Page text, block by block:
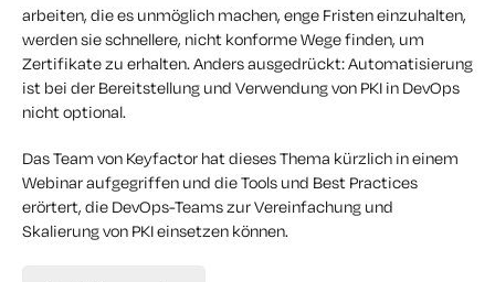
arbeiten, die es unmöglich machen, enge Fristen einzuhalten,
werden sie schnellere, nicht konforme Wege finden, um
Zertifikate zu erhalten. Anders ausgedrückt: Automatisierung
ist bei der Bereitstellung und Verwendung von PKI in DevOps
nicht optional.
Das Team von Keyfactor hat dieses Thema kürzlich in einem
Webinar aufgegriffen und die Tools und Best Practices
erörtert, die DevOps-Teams zur Vereinfachung und
Skalierung von PKI einsetzen können.